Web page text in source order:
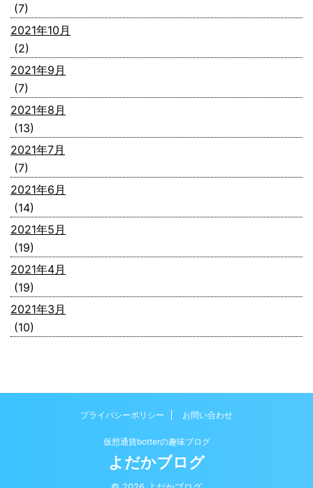
(7)
2021年10月
(2)
2021年9月
(7)
2021年8月
(13)
2021年7月
(7)
2021年6月
(14)
2021年5月
(19)
2021年4月
(19)
2021年3月
(10)
プライバシーポリシー お問い合わせ
仮想通貨botterの趣味ブログ
よだかブログ